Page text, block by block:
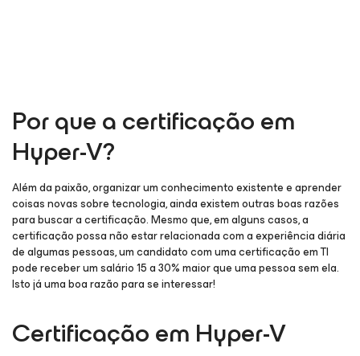
Por que a certificação em
Hyper-V?
Além da paixão, organizar um conhecimento existente e aprender
coisas novas sobre tecnologia, ainda existem outras boas razões
para buscar a certificação. Mesmo que, em alguns casos, a
certificação possa não estar relacionada com a experiência diária
de algumas pessoas, um candidato com uma certificação em TI
pode receber um salário 15 a 30% maior que uma pessoa sem ela.
Isto já uma boa razão para se interessar!
Certificação em Hyper-V